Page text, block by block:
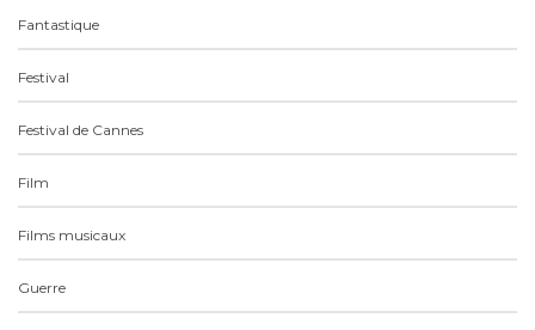
Fantastique
Festival
Festival de Cannes
Film
Films musicaux
Guerre